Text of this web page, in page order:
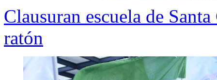
Clausuran escuela de
ratón